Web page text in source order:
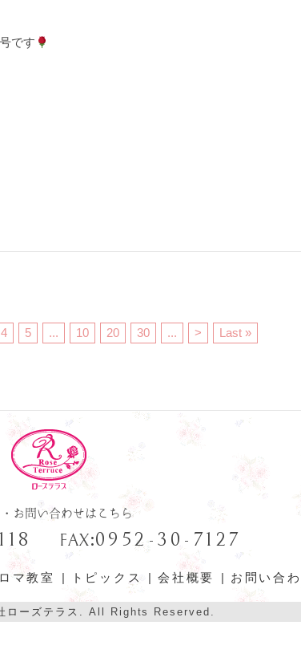
です
4 5 ... 10 20 30 ... > Last »
・お問い合わせはこちら
FAX:0952-30-7127
マ教室 トピックス 会社概要 お問い合
ローズテラス. All Rights Reserved.